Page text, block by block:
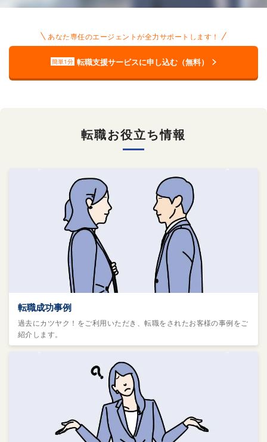
あなた専任のエージェントが全力サポートします！
簡単1分 転職支援サービスに申し込む（無料）
転職お役立ち情報
転職成功事例
過去にカツヤク！をご利用いただき、転職をされたお客様の事例をご
紹介します。